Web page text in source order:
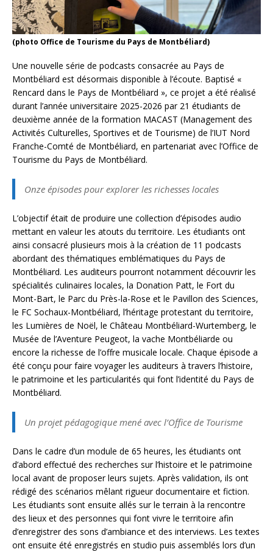
(photo Office de Tourisme du Pays de Montbéliard)
Une nouvelle série de podcasts consacrée au Pays de
Montbéliard est désormais disponible à l’écoute. Baptisé «
Rencard dans le Pays de Montbéliard », ce projet a été réalisé
durant l’année universitaire 2025-2026 par 21 étudiants de
deuxième année de la formation MACAST (Management des
Activités Culturelles, Sportives et de Tourisme) de l’IUT Nord
Franche-Comté de Montbéliard, en partenariat avec l’Office de
Tourisme du Pays de Montbéliard.
Onze épisodes pour explorer les richesses locales
L’objectif était de produire une collection d’épisodes audio
mettant en valeur les atouts du territoire. Les étudiants ont
ainsi consacré plusieurs mois à la création de 11 podcasts
abordant des thématiques emblématiques du Pays de
Montbéliard. Les auditeurs pourront notamment découvrir les
spécialités culinaires locales, la Donation Patt, le Fort du
Mont-Bart, le Parc du Près-la-Rose et le Pavillon des Sciences,
le FC Sochaux-Montbéliard, l’héritage protestant du territoire,
les Lumières de Noël, le Château Montbéliard-Wurtemberg, le
Musée de l’Aventure Peugeot, la vache Montbéliarde ou
encore la richesse de l’offre musicale locale. Chaque épisode a
été conçu pour faire voyager les auditeurs à travers l’histoire,
le patrimoine et les particularités qui font l’identité du Pays de
Montbéliard.
Un projet pédagogique mené avec l’Office de Tourisme
Dans le cadre d’un module de 65 heures, les étudiants ont
d’abord effectué des recherches sur l’histoire et le patrimoine
local avant de proposer leurs sujets. Après validation, ils ont
rédigé des scénarios mêlant rigueur documentaire et fiction.
Les étudiants sont ensuite allés sur le terrain à la rencontre
des lieux et des personnes qui font vivre le territoire afin
d’enregistrer des sons d’ambiance et des interviews. Les textes
ont ensuite été enregistrés en studio puis assemblés lors d’un